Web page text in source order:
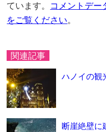
ています。 コメントデー
をご覧ください。
関連記事
ハノイの観
断崖絶壁に